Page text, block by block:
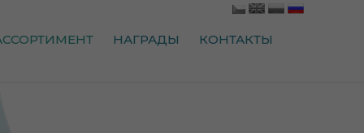
НАГРАДЫ КОНТАКТЫ